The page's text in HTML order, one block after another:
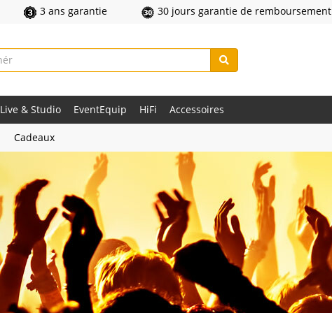
3 ans garantie 30 jours garantie de remboursement
Live & Studio EventEquip HiFi Accessoires
Cadeaux